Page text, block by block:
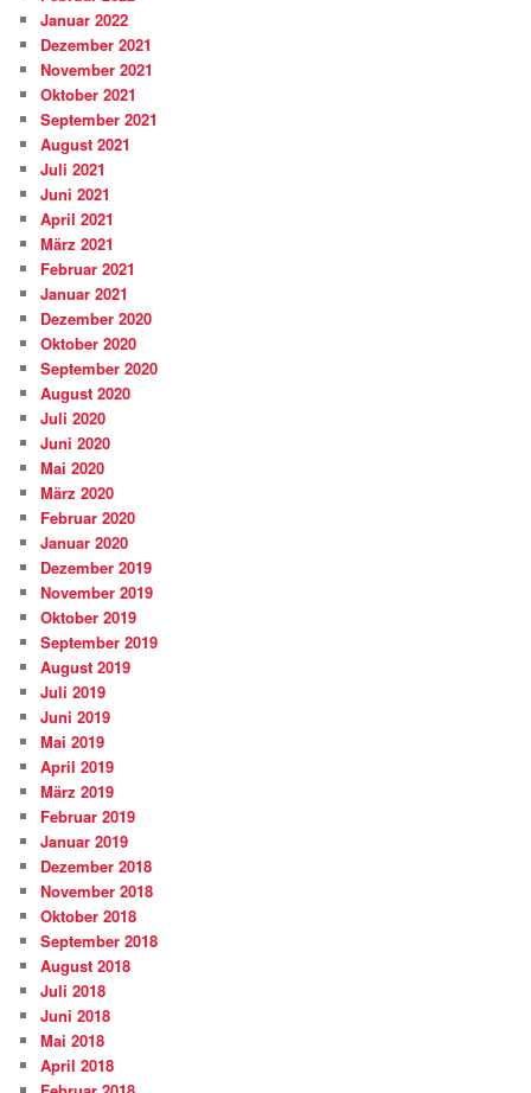
Januar 2022
Dezember 2021
November 2021
Oktober 2021
September 2021
August 2021
Juli 2021
Juni 2021
April 2021
März 2021
Februar 2021
Januar 2021
Dezember 2020
Oktober 2020
September 2020
August 2020
Juli 2020
Juni 2020
Mai 2020
März 2020
Februar 2020
Januar 2020
Dezember 2019
November 2019
Oktober 2019
September 2019
August 2019
Juli 2019
Juni 2019
Mai 2019
April 2019
März 2019
Februar 2019
Januar 2019
Dezember 2018
November 2018
Oktober 2018
September 2018
August 2018
Juli 2018
Juni 2018
Mai 2018
April 2018